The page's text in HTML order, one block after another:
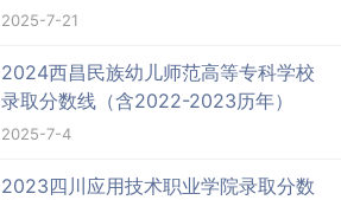
2025-7-21
2024西昌民族幼儿师范高等专科学校
录取分数线（含2022-2023历年）
2025-7-4
2023四川应用技术职业学院录取分数